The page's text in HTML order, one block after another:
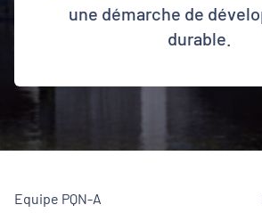
une démarche de
durable.
Equipe PQN-A